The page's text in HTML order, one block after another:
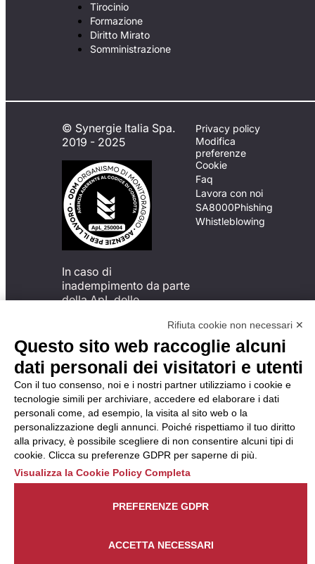
Tirocinio
Formazione
Diritto Mirato
Somministrazione
© Synergie Italia Spa.
2019 - 2025
In caso di
inadempimento da parte
della ApL delle
del Codice di Condotta, è
possibile presentare un
reclamo
all’Organismo di
Monitoraggio utilizzando
una delle modalità
descritte al seguente
indirizzo web
https://odm-
agenzielavoro.it/reclami/.
Privacy policy
Modifica
preferenze
Cookie
Faq
Lavora con noi
SA8000Phishing
Whistleblowing
Rifiuta cookie non necessari ✕
Questo sito web raccoglie alcuni
dati personali dei visitatori e utenti
Con il tuo consenso, noi e i nostri partner utilizziamo i cookie e
tecnologie simili per archiviare, accedere ed elaborare i dati
personali come, ad esempio, la visita al sito web o la
personalizzazione degli annunci. Poiché rispettiamo il tuo diritto
alla privacy, è possibile scegliere di non consentire alcuni tipi di
cookie. Clicca su preferenze GDPR per saperne di più.
Visualizza la Cookie Policy Completa
ACCETTA NECESSARI
PREFERENZE GDPR